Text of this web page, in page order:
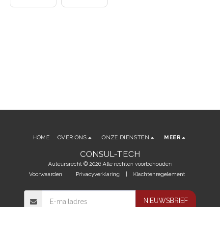
CONSUL-TECH
Auteursrecht © 2026 Alle rechten voorbehouden
Voorwaarden | Privacyverklaring | Klachtenregelement
HOME OVER ONS ONZE DIENSTEN MEER
NIEUWSBRIEF